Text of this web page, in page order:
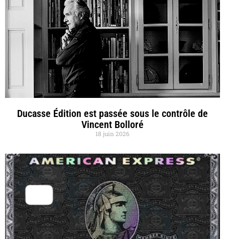
Ducasse Édition est passée sous le contrôle de
Vincent Bolloré
18 juin 2026